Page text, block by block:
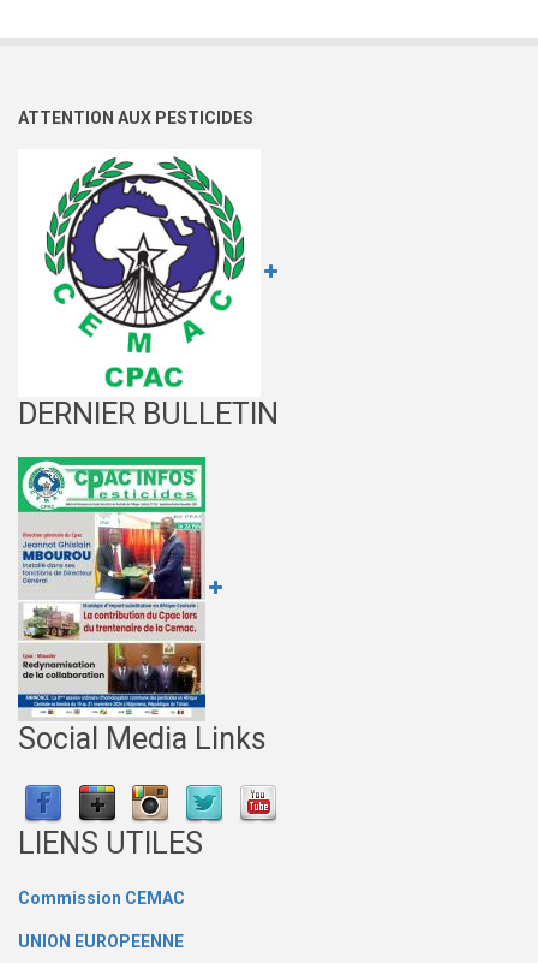
ATTENTION AUX PESTICIDES
DERNIER BULLETIN
Social Media Links
LIENS UTILES
Commission CEMAC
UNION EUROPEENNE